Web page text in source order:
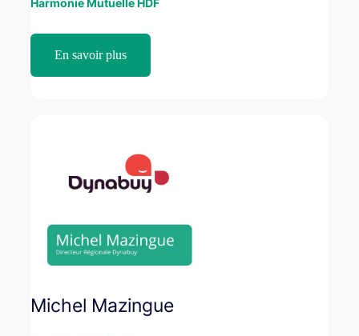
Harmonie Mutuelle HDF
En savoir plus
Michel Mazingue